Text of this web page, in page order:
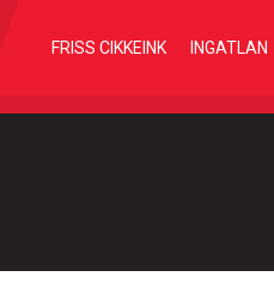
FRISS CIKKEINK INGATLAN